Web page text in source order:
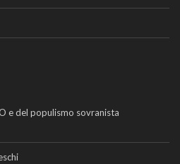
e del populismo sovranista